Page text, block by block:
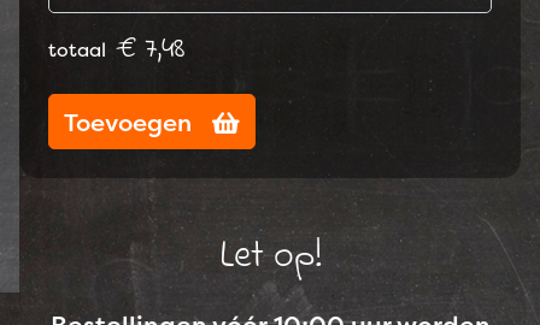
totaal € 7,48
Toevoegen
Let op!